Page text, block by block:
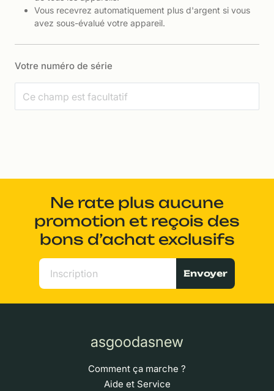
Vous recevrez automatiquement plus d'argent si vous
avez sous-évalué votre appareil.
Votre numéro de série
Ne rate plus aucune
promotion et reçois des
bons d’achat exclusifs
Envoyer
asgoodasnew
Comment ça marche ?
Aide et Service